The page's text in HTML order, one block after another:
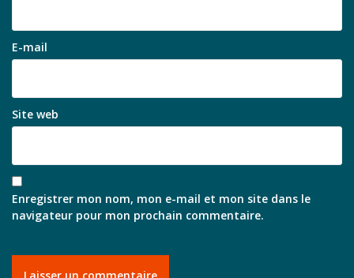
E-mail
Site web
Enregistrer mon nom, mon e-mail et mon site dans le
navigateur pour mon prochain commentaire.